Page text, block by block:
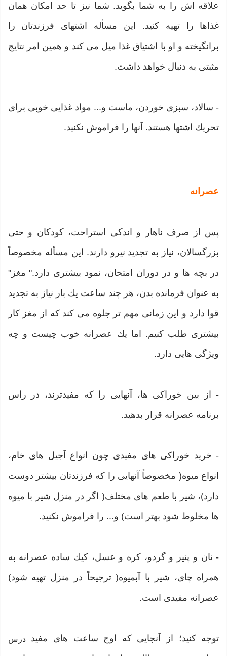
علاقه اش را به شما بگوید. شما نیز تا حد امكان همان
غذاها را تهیه كنید. این مسأله اشتهای فرزندتان را
برانگیخته و او با اشتیاق غذا میل می كند و همین امر نتایج
مثبتی به دنبال خواهد داشت.
- سالاد، سبزی خوردن، ماست و... مواد غذایی خوبی برای
تحریك اشتها هستند. آنها را فراموش نكنید.
عصرانه
پس از صرف ناهار و اندكی استراحت، كودكان و حتی
بزرگسالان، نیاز به تجدید نیرو دارند. این مسأله مخصوصاً
در بچه ها و در دوران امتحان، نمود بیشتری دارد." مغز"
به عنوان فرمانده بدن، هر چند ساعت یك بار نیاز به تجدید
قوا دارد و این زمانی مهم تر جلوه می كند كه از مغز كار
بیشتری طلب كنیم. اما یك عصرانه خوب چیست و چه
ویژگی هایی دارد.
- از بین خوراكی ها، آنهایی را كه مفیدترند، در راس
برنامه عصرانه قرار بدهید.
- خرید خوراكی های مفیدی چون انواع آجیل های خام،
انواع میوه( مخصوصاً آنهایی را كه فرزندتان بیشتر دوست
دارد)، شیر با طعم های مختلف( اگر در منزل شیر با میوه
ها مخلوط شود بهتر است) و... را فراموش نكنید.
- نان و پنیر و گردو، كره و عسل، كیك ساده عصرانه به
همراه چای، شیر با آبمیوه( ترجیحاً در منزل تهیه شود)
عصرانه مفیدی است.
توجه كنید؛ از آنجایی كه اوج ساعت های مفیددرس